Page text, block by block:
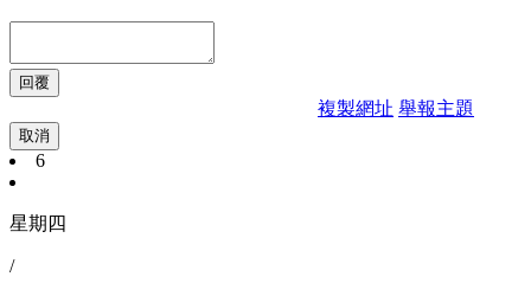
複製網址 舉報主題
取消
6
星期四
/